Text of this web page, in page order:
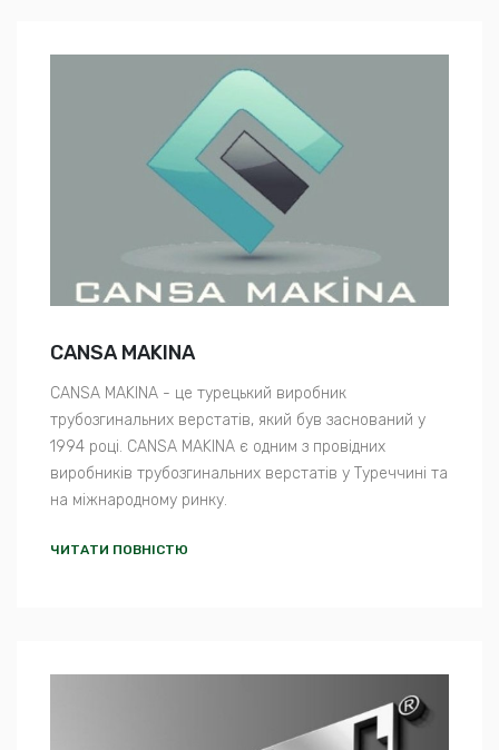
CANSA MAKINA
CANSA MAKINA - це турецький виробник
трубозгинальних верстатів, який був заснований у
1994 році. CANSA MAKINA є одним з провідних
виробників трубозгинальних верстатів у Туреччині та
на міжнародному ринку.
ЧИТАТИ ПОВНІСТЮ